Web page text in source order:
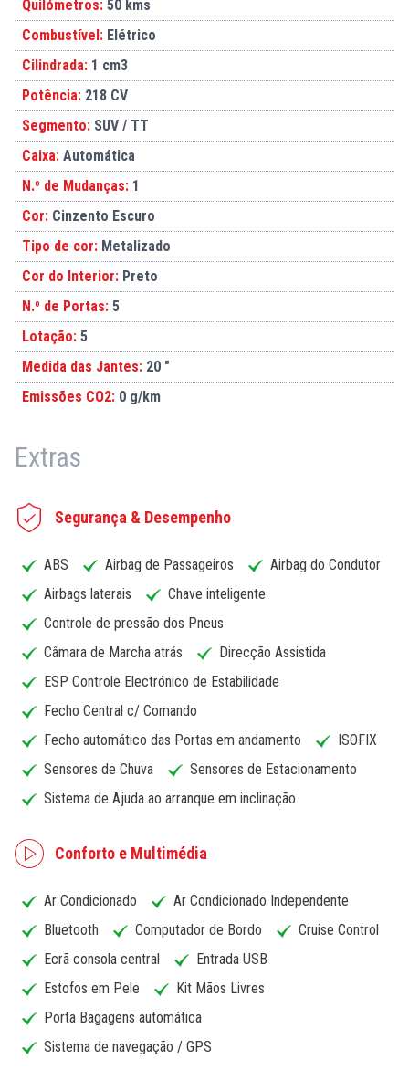
Quilómetros: 50 kms
Combustível: Elétrico
Cilindrada: 1 cm3
Potência: 218 CV
Segmento: SUV / TT
Caixa: Automática
N.º de Mudanças: 1
Cor: Cinzento Escuro
Tipo de cor: Metalizado
Cor do Interior: Preto
N.º de Portas: 5
Lotação: 5
Medida das Jantes: 20 "
Emissões CO2: 0 g/km
Extras
Segurança & Desempenho
ABS Airbag de Passageiros
Airbag do Condutor
Airbags laterais
Chave inteligente
Controle de pressão dos Pneus
Câmara de Marcha atrás
Direcção Assistida
ESP Controle Electrónico de Estabilidade
Fecho Central c/ Comando
Fecho automático das Portas em andamento
ISOFIX
Sensores de Chuva
Sensores de Estacionamento
Sistema de Ajuda ao arranque em inclinação
Conforto e Multimédia
Ar Condicionado
Ar Condicionado Independente
Bluetooth
Computador de Bordo
Cruise Control
Ecrã consola central
Entrada USB
Estofos em Pele
Kit Mãos Livres
Porta Bagagens automática
Sistema de navegação / GPS